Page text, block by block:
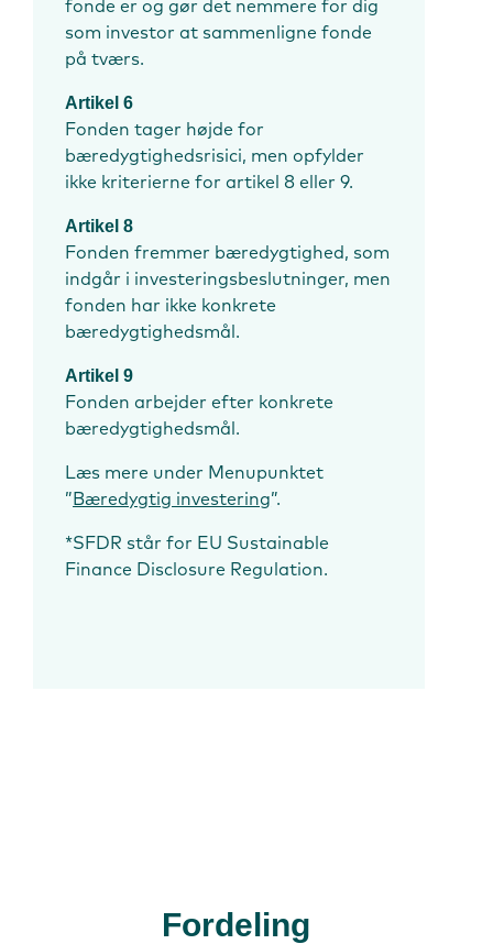
fonde er og gør det nemmere for dig
som investor at sammenligne fonde
på tværs.
Artikel 6
Fonden tager højde for
bæredygtighedsrisici, men opfylder
ikke kriterierne for artikel 8 eller 9.
Artikel 8
Fonden fremmer bæredygtighed, som
indgår i investeringsbeslutninger, men
fonden har ikke konkrete
bæredygtighedsmål.
Artikel 9
Fonden arbejder efter konkrete
bæredygtighedsmål.
Læs mere under Menupunktet
”Bæredygtig investering”.
*SFDR står for EU Sustainable
Finance Disclosure Regulation.
Fordeling